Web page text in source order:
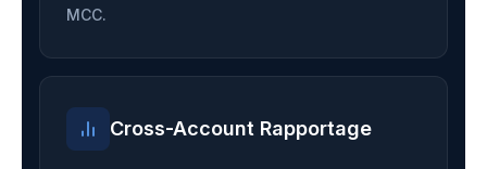
MCC.
Cross-Account Rapportage